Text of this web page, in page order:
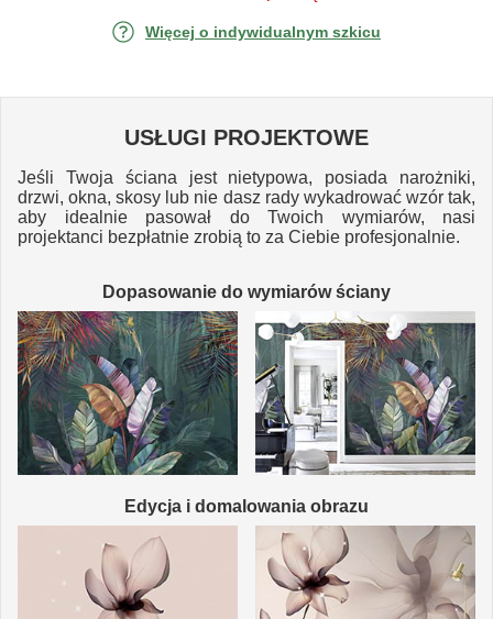
Więcej o indywidualnym szkicu
USŁUGI PROJEKTOWE
Jeśli Twoja ściana jest nietypowa, posiada narożniki,
drzwi, okna, skosy lub nie dasz rady wykadrować wzór tak,
aby idealnie pasował do Twoich wymiarów, nasi
projektanci bezpłatnie zrobią to za Ciebie profesjonalnie.
Dopasowanie do wymiarów ściany
Edycja i domalowania obrazu